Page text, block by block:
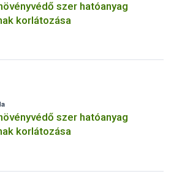
szer hatóanyag
korlátozása
szer hatóanyag
korlátozása